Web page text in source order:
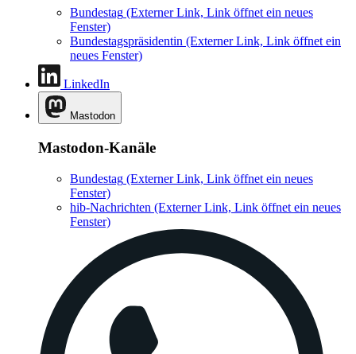
Bundestag (Externer Link, Link öffnet ein neues
Fenster)
Bundestagspräsidentin (Externer Link, Link öffnet ein
neues Fenster)
LinkedIn
Mastodon
Mastodon-Kanäle
Bundestag (Externer Link, Link öffnet ein neues
Fenster)
hib-Nachrichten (Externer Link, Link öffnet ein neues
Fenster)